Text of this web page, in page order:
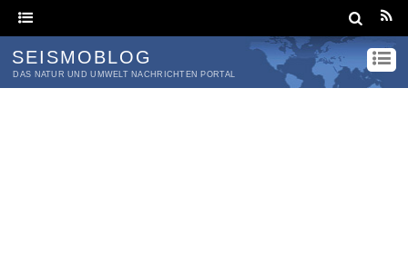
SEISMOBLOG
DAS NATUR UND UMWELT NACHRICHTEN PORTAL